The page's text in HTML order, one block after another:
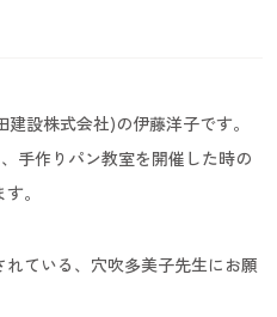
設株式会社)の伊藤洋子です。
手作りパン教室を開催した時の
。
ている、穴吹多美子先生にお願